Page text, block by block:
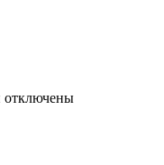
отключены